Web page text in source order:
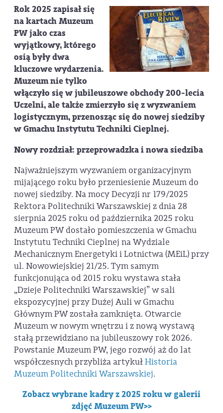
Rok 2025 zapisał się
na kartach Muzeum
PW jako czas
wyjątkowy, którego
osią były dwa
kluczowe wydarzenia.
Muzeum nie tylko
włączyło się w jubileuszowe obchody 200-lecia
Uczelni, ale także zmierzyło się z wyzwaniem
logistycznym, przenosząc się do nowej siedziby
w Gmachu Instytutu Techniki Cieplnej.
Nowy rozdział: przeprowadzka i nowa siedziba
Najważniejszym wyzwaniem organizacyjnym
mijającego roku było przeniesienie Muzeum do
nowej siedziby. Na mocy Decyzji nr 179/2025
Rektora Politechniki Warszawskiej z dnia 28
sierpnia 2025 roku od października 2025 roku
Muzeum PW dostało pomieszczenia w Gmachu
Instytutu Techniki Cieplnej na Wydziale
Mechanicznym Energetyki i Lotnictwa (MEiL) przy
ul. Nowowiejskiej 21/25. Tym samym
funkcjonująca od 2015 roku wystawa stała
„Dzieje Politechniki Warszawskiej” w sali
ekspozycyjnej przy Dużej Auli w Gmachu
Głównym PW została zamknięta. Otwarcie
Muzeum w nowym wnętrzu i z nową wystawą
stałą przewidziano na jubileuszowy rok 2026.
Powstanie Muzeum PW, jego rozwój aż do lat
współczesnych przybliża artykułHistoria
Muzeum Politechniki Warszawskiej.
Zobacz wybrane kadry z 2025 roku w galerii
zdjęć Muzeum PW>>